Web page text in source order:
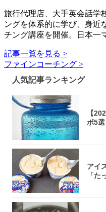
旅行代理店、大手英会話学
ングを体系的に学び、身近
チング講座を開催。日本一
記事一覧を見る >
ファインコーチング >
人気記事ランキング
【
ボ5
アイ
「た